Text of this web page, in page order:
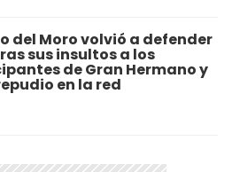
del Moro volvió a defender
sus insultos a los
de Gran Hermano y
en la red